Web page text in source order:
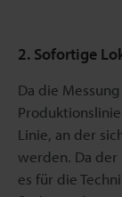
2. Sofortige
Da die
Linie, an der
werden. Da
es für die